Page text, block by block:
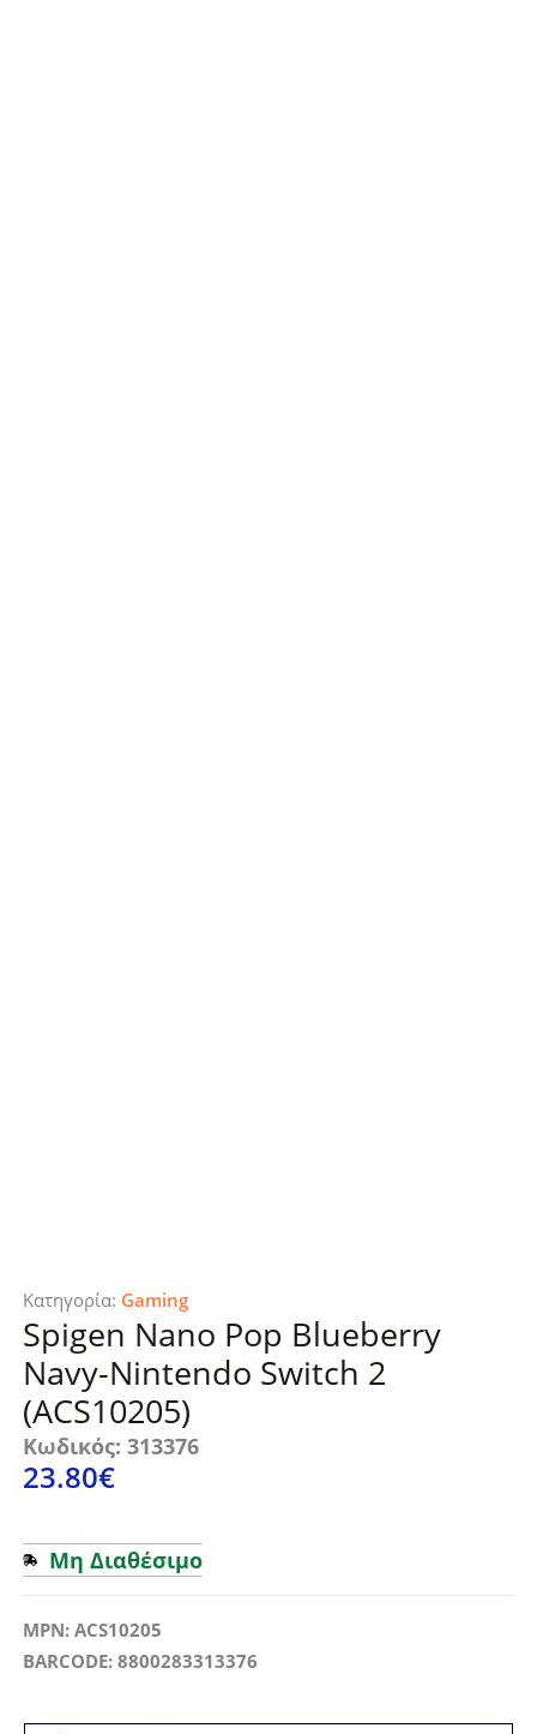
Κατηγορία: Gaming
Spigen Nano Pop Blueberry
Navy-Nintendo Switch 2
(ACS10205)
Κωδικός: 313376
23.80€
Μη Διαθέσιμο
MPN: ACS10205
BARCODE: 8800283313376